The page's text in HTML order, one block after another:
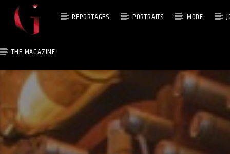
REPORTAGES PORTRAITS MODE
THE MAGAZINE